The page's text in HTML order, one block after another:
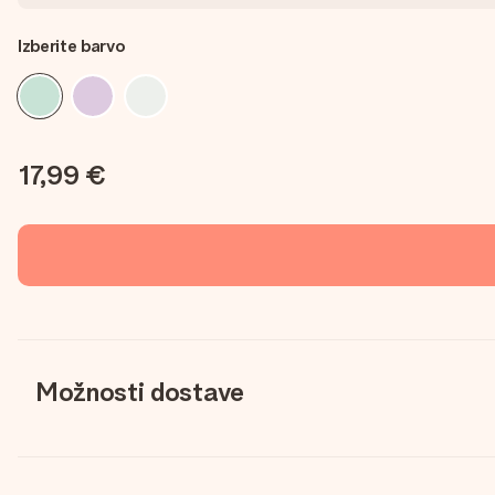
Izberite barvo
17,99 €
Možnosti dostave